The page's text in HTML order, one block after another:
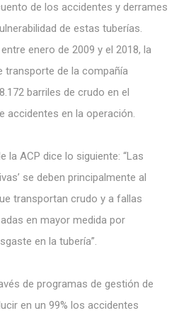
de los accidentes y derrames
de estas tuberías.
ntre enero de 2009 y el 2018, la
de la compañía
barriles de crudo en el
accidentes en la operación.
la ACP dice lo siguiente: “Las
se deben principalmente al
transportan crudo y a fallas
en mayor medida por
en la tubería”.
de programas de gestión de
en un 99% los accidentes